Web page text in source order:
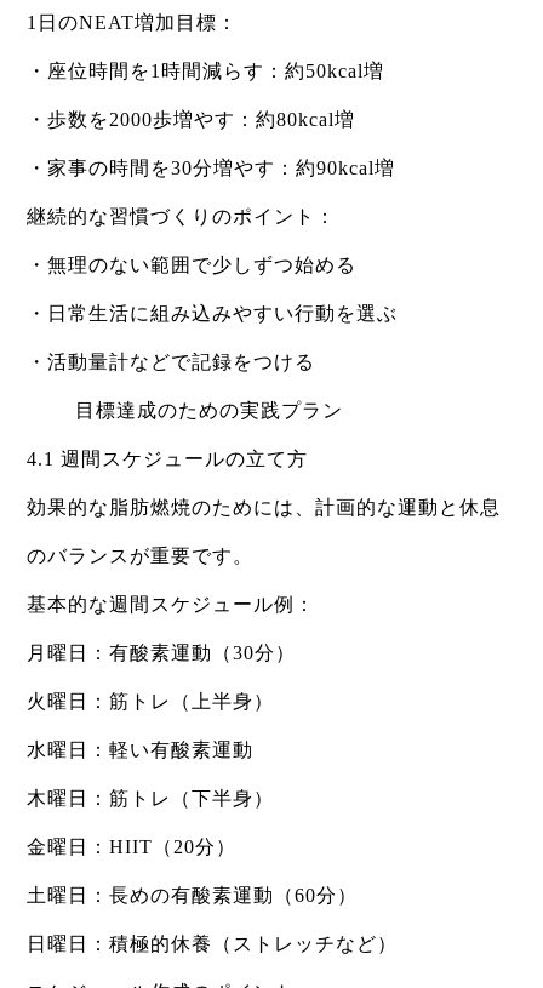
1日のNEAT増加目標：
・座位時間を1時間減らす：約50kcal増
・歩数を2000歩増やす：約80kcal増
・家事の時間を30分増やす：約90kcal増
継続的な習慣づくりのポイント：
・無理のない範囲で少しずつ始める
・日常生活に組み込みやすい行動を選ぶ
・活動量計などで記録をつける
目標達成のための実践プラン
4.1 週間スケジュールの立て方
効果的な脂肪燃焼のためには、計画的な運動と休息
のバランスが重要です。
基本的な週間スケジュール例：
月曜日：有酸素運動（30分）
火曜日：筋トレ（上半身）
水曜日：軽い有酸素運動
木曜日：筋トレ（下半身）
金曜日：HIIT（20分）
土曜日：長めの有酸素運動（60分）
日曜日：積極的休養（ストレッチなど）